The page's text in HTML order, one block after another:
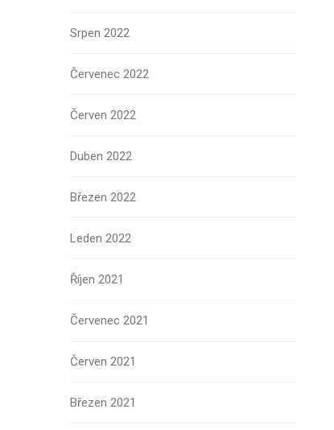
Srpen 2022
Červenec 2022
Červen 2022
Duben 2022
Březen 2022
Leden 2022
Říjen 2021
Červenec 2021
Červen 2021
Březen 2021